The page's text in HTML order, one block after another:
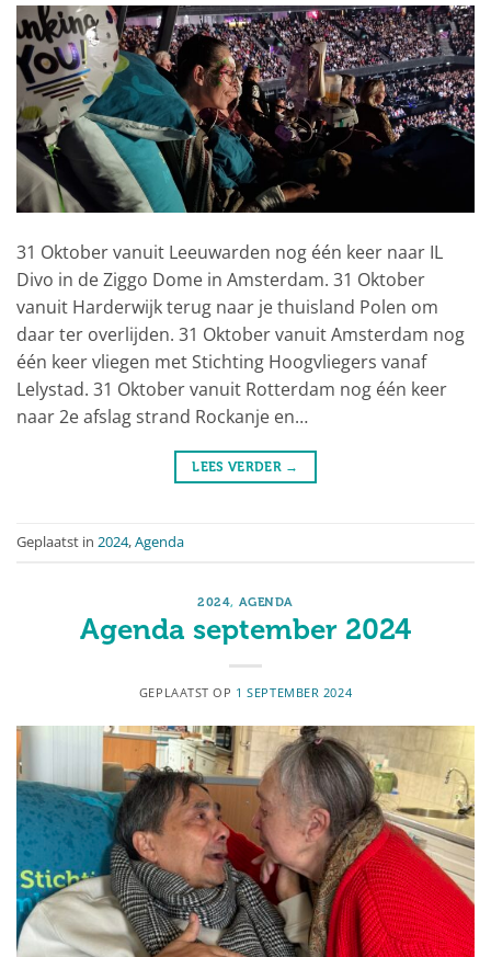
31 Oktober vanuit Leeuwarden nog één keer naar IL
Divo in de Ziggo Dome in Amsterdam. 31 Oktober
vanuit Harderwijk terug naar je thuisland Polen om
daar ter overlijden. 31 Oktober vanuit Amsterdam nog
één keer vliegen met Stichting Hoogvliegers vanaf
Lelystad. 31 Oktober vanuit Rotterdam nog één keer
naar 2e afslag strand Rockanje en…
LEES VERDER →
Geplaatst in 2024,Agenda
2024, AGENDA
Agenda september 2024
GEPLAATST OP 1 SEPTEMBER 2024